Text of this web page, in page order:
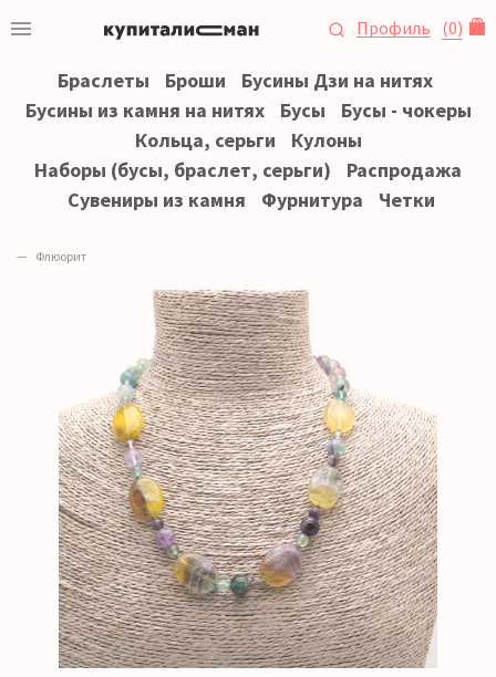
Профиль (0)
Браслеты Броши
Бусины Дзи на нитях
Бусины из камня на нитях
Бусы
Бусы - чокеры
Кольца, серьги
Кулоны
Наборы (бусы, браслет, серьги)
Распродажа
Сувениры из камня
Фурнитура Четки
Флюорит